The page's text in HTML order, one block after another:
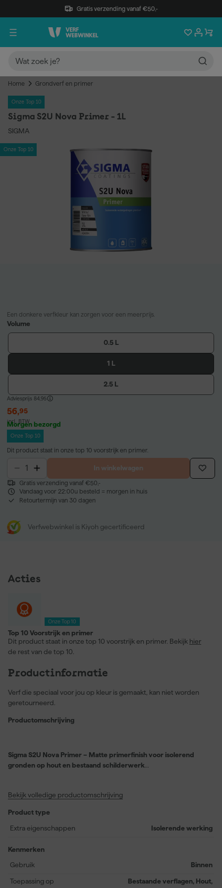
Gratis verzending vanaf €50,-
Home Grondverf en primer
Onze Top 10
Sigma S2U Nova Primer - 1L
SIGMA
Onze Top 10
Een donkere verfkleur kan zorgen voor een meerprijs.
Volume
0.5 L
1 L
2.5 L
Adviesprijs 84,95
56,95
incl. BTW
Morgen bezorgd
Onze Top 10
Dit product staat in onze top 10 voorstrijk en primer.
In winkelwagen
Gratis verzending vanaf €50,-
Vandaag voor 22:00u besteld = morgen in huis
Retourtermijn van 30 dagen
Verfwebwinkel is Kiyoh gecertificeerd
Acties
Onze Top 10
Top 10 Voorstrijk en primer
Dit product staat in onze top 10 voorstrijk en primer. Bekijk hier
de rest van de top 10.
Productinformatie
Verf die speciaal voor jou op kleur is gemaakt, kan niet worden
geretourneerd.
Productomschrijving
Sigma S2U Nova Primer – Matte primerfinish voor isolerend
gronden op hout en bestaand schilderwerk
dekkende aflak. Je krijgt een gelijkmatige basislaag die de
isolerende werking helpt vlekken en doorslag te beperken zodat
je eindlaag mooier opdroogt en langer netjes blijft.
Wat is de voorbewerking van Sigma S2U Nova Primer?
niet verstoren. Op nieuw hout schuur je glad en verwijder je stof
waarna je eventuele beschadigingen plamuurt en opnieuw licht
Bekijk volledige productomschrijving
Product type
Extra eigenschappen
Isolerende werking
Kenmerken
Gebruik
Binnen
Toepassing op
Bestaande verflagen, Hout,